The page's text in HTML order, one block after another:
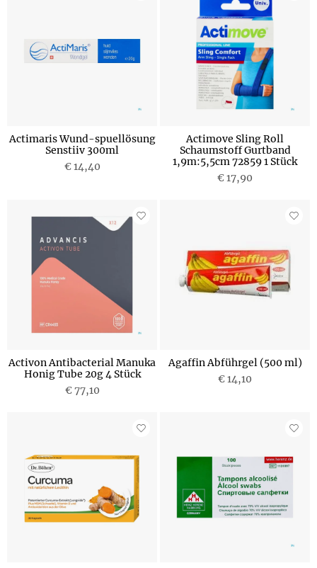
Actimaris Wund-spuellösung
Senstiiv 300ml
€ 14,40
Actimove Sling Roll
Schaumstoff Gurtband
1,9m:5,5cm 72859 1 Stück
€ 17,90
Activon Antibacterial Manuka
Honig Tube 20g 4 Stück
€ 77,10
Agaffin Abführgel (500 ml)
€ 14,10